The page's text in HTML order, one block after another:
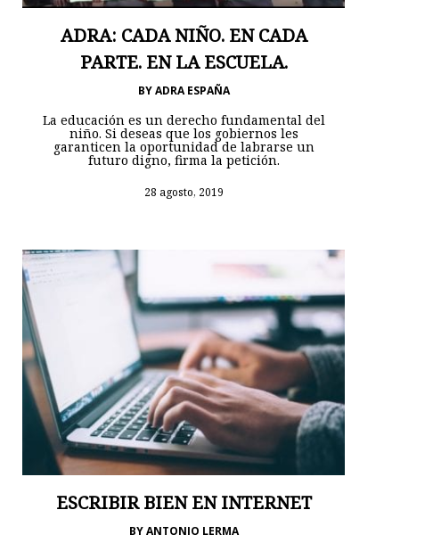
ADRA: CADA NIÑO. EN CADA
PARTE. EN LA ESCUELA.
BYADRA ESPAÑA
La educación es un derecho fundamental del
niño. Si deseas que los gobiernos les
garanticen la oportunidad de labrarse un
futuro digno, firma la petición.
28 agosto, 2019
ESCRIBIR BIEN EN INTERNET
BYANTONIO LERMA